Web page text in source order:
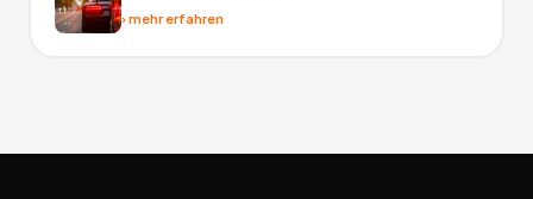
›mehr erfahren